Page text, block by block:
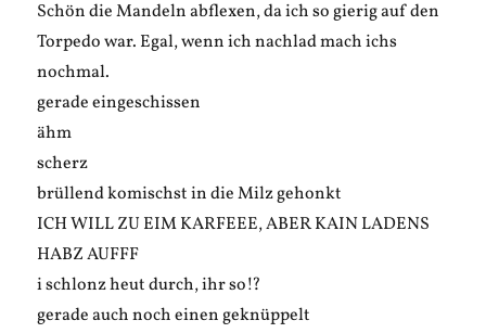
Schön die Mandeln abflexen, da ich so gierig auf den
Torpedo war. Egal, wenn ich nachlad mach ichs
nochmal.
gerade eingeschissen
ähm
scherz
brüllend komischst in die Milz gehonkt
ICH WILL ZU EIM KARFEEE, ABER KAIN LADENS
HABZ AUFFF
i schlonz heut durch, ihr so!?
gerade auch noch einen geknüppelt